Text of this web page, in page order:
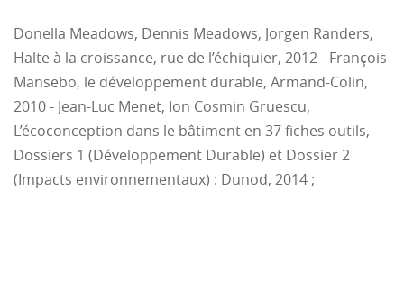
Donella Meadows, Dennis Meadows, Jorgen Randers,
Halte à la croissance, rue de l’échiquier, 2012 - François
Mansebo, le développement durable, Armand-Colin,
2010 - Jean-Luc Menet, Ion Cosmin Gruescu,
L’écoconception dans le bâtiment en 37 fiches outils,
Dossiers 1 (Développement Durable) et Dossier 2
(Impacts environnementaux) : Dunod, 2014 ;